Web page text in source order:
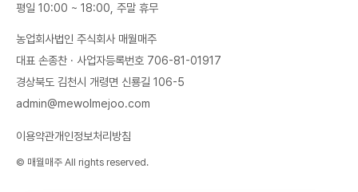
평일 10:00 ~ 18:00, 주말 휴무
농업회사법인 주식회사 매월매주
대표 손종찬 · 사업자등록번호 706-81-01917
경상북도 김천시 개령면 신룡길 106-5
admin@mewolmejoo.com
이용약관개인정보처리방침
© 매월매주 All rights reserved.